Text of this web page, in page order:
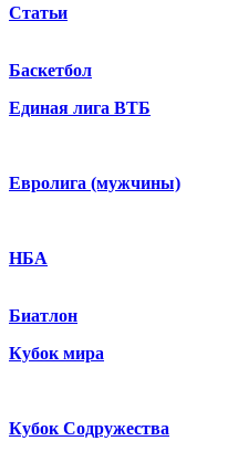
Статьи
Баскетбол
Единая лига ВТБ
Евролига (мужчины)
НБА
Биатлон
Кубок мира
Кубок Содружества